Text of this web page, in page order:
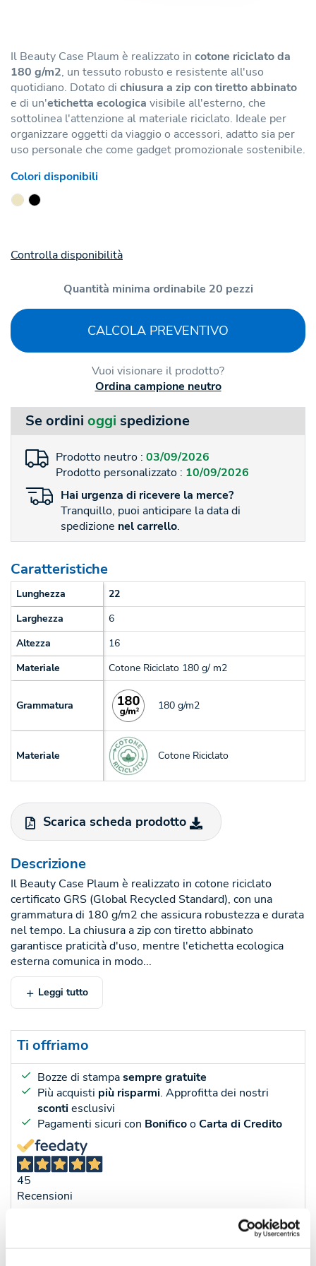
Il Beauty Case Plaum è realizzato in cotone riciclato da
180 g/m2, un tessuto robusto e resistente all'uso
quotidiano. Dotato di chiusura a zip con tiretto abbinato
e di un'etichetta ecologica visibile all'esterno, che
sottolinea l'attenzione al materiale riciclato. Ideale per
organizzare oggetti da viaggio o accessori, adatto sia per
uso personale che come gadget promozionale sostenibile.
Colori disponibili
Controlla disponibilità
Quantità minima ordinabile 20 pezzi
CALCOLA PREVENTIVO
Vuoi visionare il prodotto?
Ordina campione neutro
Se ordini oggi spedizione
Prodotto neutro : 03/09/2026
Prodotto personalizzato : 10/09/2026
Hai urgenza di ricevere la merce?
Tranquillo, puoi anticipare la data di
spedizione nel carrello.
Caratteristiche
Lunghezza
22
Larghezza
6
Altezza
16
Materiale
Cotone Riciclato 180 g/ m2
Grammatura 180 g/m2
Materiale Cotone Riciclato
Scarica scheda prodotto
Descrizione
Il Beauty Case Plaum è realizzato in cotone riciclato
certificato GRS (Global Recycled Standard), con una
grammatura di 180 g/m2 che assicura robustezza e durata
nel tempo. La chiusura a zip con tiretto abbinato
garantisce praticità d'uso, mentre l'etichetta ecologica
esterna comunica in modo...
Leggi tutto
Ti offriamo
Bozze di stampasempre gratuite
Più acquisti più risparmi. Approfitta dei nostri
scontiesclusivi
Pagamenti sicuri con BonificooCarta di Credito
45
Recensioni